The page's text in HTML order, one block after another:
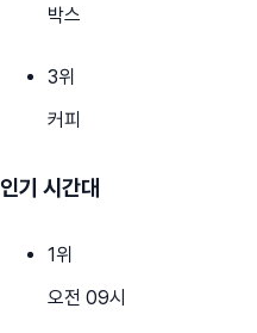
박스
3위
커피
인기 시간대
1위
오전 09시